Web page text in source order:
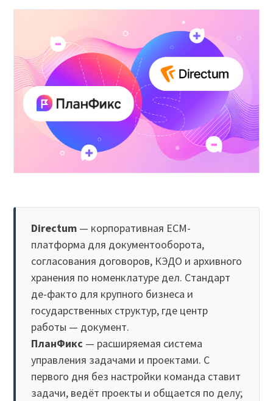
Directum — корпоративная ECM-
платформа для документооборота,
согласования договоров, КЭДО и архивного
хранения по номенклатуре дел. Стандарт
де-факто для крупного бизнеса и
государственных структур, где центр
работы — документ.
ПланФикс — расширяемая система
управления задачами и проектами. С
первого дня без настройки команда ставит
задачи, ведёт проекты и общается по делу;